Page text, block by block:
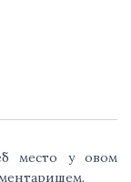
место у овом